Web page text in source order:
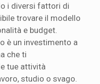
i diversi fattori di
trovare il modello
e budget.
è un investimento a
che ti
tue attività
studio o svago.